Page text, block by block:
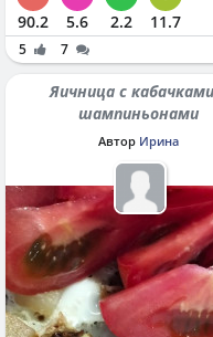
90.2 5.6 2.2 11.7
5 7
Яичница с кабачками и
шампиньонами
Автор Ирина